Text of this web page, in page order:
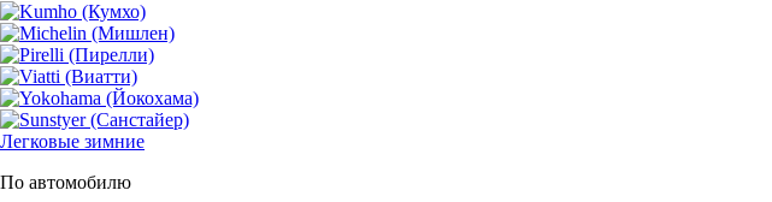
Легковые зимние
По автомобилю